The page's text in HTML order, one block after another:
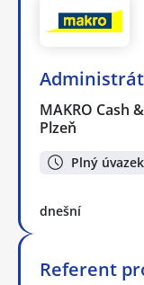
MAKRO Cash
Plzeň
Plný úvazek
dnešní
Referent